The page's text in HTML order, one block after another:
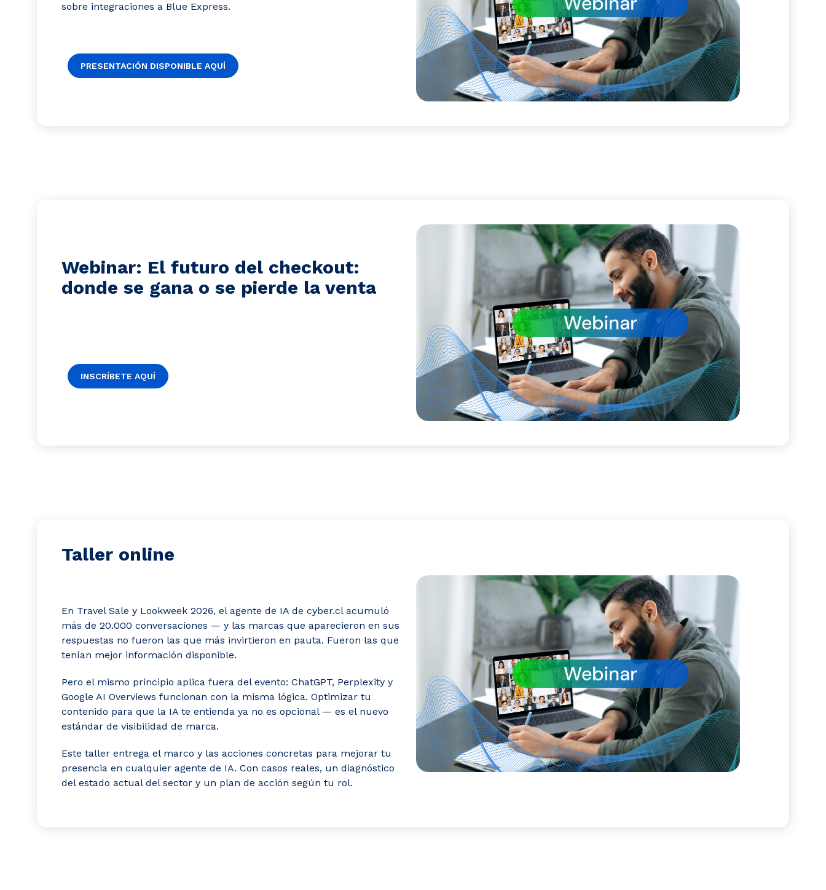
sobre integraciones a Blue Express.
PRESENTACIÓN DISPONIBLE AQUÍ
Webinar: El futuro del checkout:
donde se gana o se pierde la venta
INSCRÍBETE AQUÍ
Taller online
En Travel Sale y Lookweek 2026, el agente de IA de cyber.cl acumuló
más de 20.000 conversaciones — y las marcas que aparecieron en sus
respuestas no fueron las que más invirtieron en pauta. Fueron las que
tenían mejor información disponible.
Pero el mismo principio aplica fuera del evento: ChatGPT, Perplexity y
Google AI Overviews funcionan con la misma lógica. Optimizar tu
contenido para que la IA te entienda ya no es opcional — es el nuevo
estándar de visibilidad de marca.
Este taller entrega el marco y las acciones concretas para mejorar tu
presencia en cualquier agente de IA. Con casos reales, un diagnóstico
del estado actual del sector y un plan de acción según tu rol.